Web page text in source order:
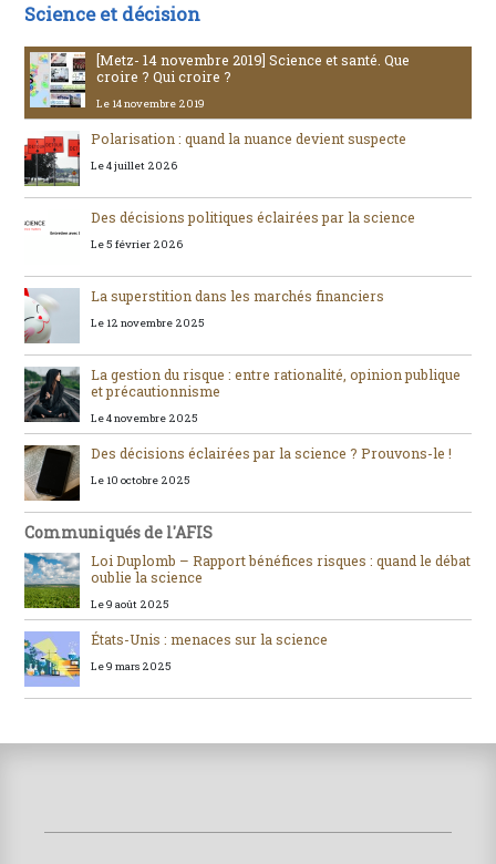
Science et décision
[Metz- 14 novembre 2019] Science et santé. Que
croire ? Qui croire ?
Le 14 novembre 2019
Polarisation : quand la nuance devient suspecte
Le 4 juillet 2026
Des décisions politiques éclairées par la science
Le 5 février 2026
La superstition dans les marchés financiers
Le 12 novembre 2025
La gestion du risque : entre rationalité, opinion publique
et précautionnisme
Le 4 novembre 2025
Des décisions éclairées par la science ? Prouvons-le !
Le 10 octobre 2025
Communiqués de l'AFIS
Loi Duplomb – Rapport bénéfices risques : quand le débat
oublie la science
Le 9 août 2025
États-Unis : menaces sur la science
Le 9 mars 2025